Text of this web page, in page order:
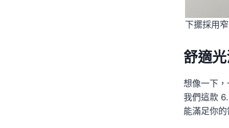
下擺採用
舒適
想像一下
我們這款
能滿足你